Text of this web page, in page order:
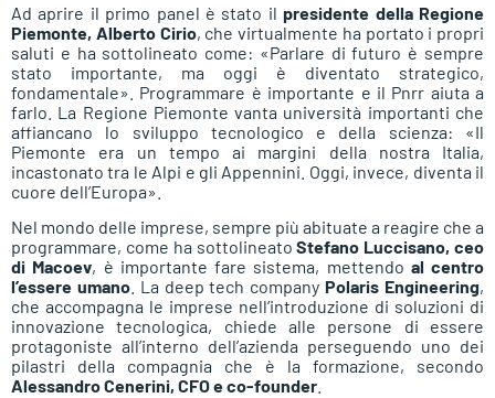
Ad aprire il primo panel è stato ilpresidente della Regione
Piemonte, Alberto Cirio, che virtualmente ha portato i propri
saluti e ha sottolineato come: «Parlare di futuro è sempre
stato importante, ma oggi è diventato strategico,
fondamentale». Programmare è importante e il Pnrr aiuta a
farlo. La Regione Piemonte vanta università importanti che
affiancano lo sviluppo tecnologico e della scienza: «Il
Piemonte era un tempo ai margini della nostra Italia,
incastonato tra le Alpi e gli Appennini. Oggi, invece, diventa il
cuore dell’Europa».
Nel mondo delle imprese, sempre più abituate a reagire che a
programmare, come ha sottolineatoStefano Luccisano, ceo
di Macoev, è importante fare sistema, mettendo al centro
l’essere umano. La deep tech companyPolaris Engineering,
che accompagna le imprese nell’introduzione di soluzioni di
innovazione tecnologica, chiede alle persone di essere
protagoniste all’interno dell’azienda perseguendo uno dei
pilastri della compagnia che è la formazione, secondo
Alessandro Cenerini, CFO e co-founder